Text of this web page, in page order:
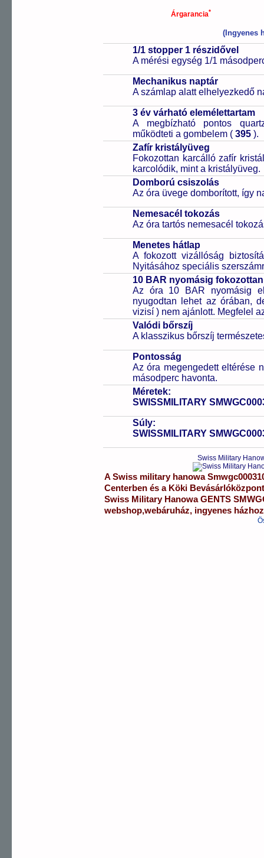
Árgarancia*
(Ingyenes
1/1 stopper 1 részidővel
A mérési egység 1/1
Mechanikus naptár
A számlap alatt elhelyezkedő
3 év várható elemélettartam
A megbízható pontos
működteti a gombelem ( 395 ).
Zafír kristályüveg
Fokozottan karcálló zafír
karcolódik, mint a kristályüveg.
Domború csiszolás
Az óra üvege domborított, így
Nemesacél tokozás
Az óra tartós nemesacél
Menetes hátlap
A fokozott vizállóság
Nyitásához speciális
10 BAR nyomásig
Az óra 10 BAR nyomásig
nyugodtan lehet az órában,
vizisí ) nem ajánlott. Megfelel
Valódi bőrszíj
A klasszikus bőrszíj
Pontosság
Az óra megengedett eltérése
másodperc havonta.
Méretek:
SWISSMILITARY
Súly:
SWISSMILITARY
Swiss Military
ASwiss military hanowa
Centerben és a Köki
Swiss Military Hanowa GENTS
webshop,webáruház, ingyenes